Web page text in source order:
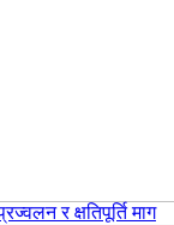
र क्षतिपूर्ति माग